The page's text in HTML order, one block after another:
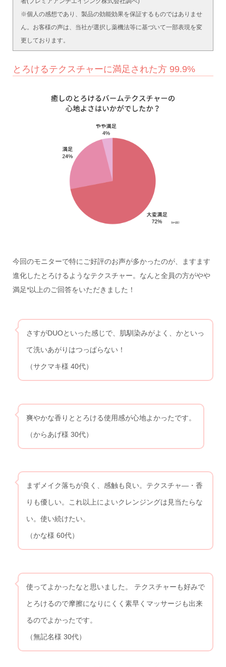
※個人の感想であり、製品の効能効果を保証するものではありませ
ん。お客様の声は、当社が選択し薬機法等に基づいて一部表現を変
更しております。
とろけるテクスチャーに満足された方 99.9%
今回のモニターで特にご好評のお声が多かったのが、ますます
進化したとろけるようなテクスチャー。なんと全員の方がやや
満足*以上のご回答をいただきました！
さすがDUOといった感じで、肌馴染みがよく、かといっ
て洗いあがりはつっぱらない！
（サクマキ様 40代）
爽やかな香りととろける使用感が心地よかったです。
（からあげ様 30代）
まずメイク落ちが良く、感触も良い。テクスチャ―・香
りも優しい。これ以上によいクレンジングは見当たらな
い。使い続けたい。
（かな様 60代）
使ってよかったなと思いました。 テクスチャーも好みで
とろけるので摩擦になりにくく素早くマッサージも出来
るのでよかったです。
（無記名様 30代）